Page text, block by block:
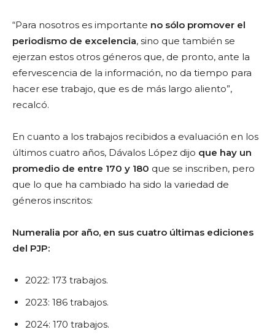
“Para nosotros es importante no sólo promover el
periodismo de excelencia, sino que también se
ejerzan estos otros géneros que, de pronto, ante la
efervescencia de la información, no da tiempo para
hacer ese trabajo, que es de más largo aliento”,
recalcó.
En cuanto a los trabajos recibidos a evaluación en los
últimos cuatro años, Dávalos López dijo que hay un
promedio de entre 170 y 180 que se inscriben, pero
que lo que ha cambiado ha sido la variedad de
géneros inscritos:
Numeralia por año, en sus cuatro últimas ediciones
del PJP:
2022: 173 trabajos.
2023: 186 trabajos.
2024: 170 trabajos.